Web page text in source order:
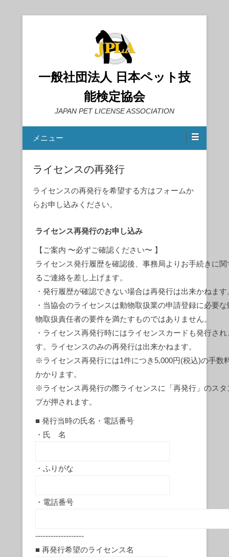
一般社団法人 日本ペット技
能検定協会
JAPAN PET LICENSE ASSOCIATION
メニュー
ライセンスの再発行
ライセンスの再発行を希望する方はフォームか
らお申し込みください。
ライセンス再発行のお申し込み
【ご案内 〜必ずご確認ください〜 】
ライセンス発行履歴を確認後、事務局よりお手続きに関
るご連絡を差し上げます。
・発行履歴が確認できない場合は再発行は出来かねます
・当協会のライセンスは動物取扱業の申請登録に必要な
物取扱責任者の要件を満たすものではありません。
・ライセンス再発行時にはライセンスカードも発行され
す。ライセンスのみの再発行は出来かねます。
※ライセンス再発行には1件につき5,000円(税込)の手数
かかります。
※ライセンス再発行の際ライセンスに「再発行」のスタ
プが押されます。
■ 発行当時の氏名・電話番号
・氏 名
・ふりがな
・電話番号
-------------------
■ 再発行希望のライセンス名